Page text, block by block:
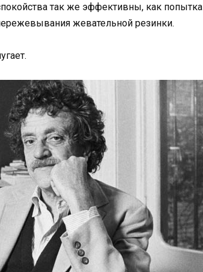
так же эффективны, как попытка
жевательной резинки.